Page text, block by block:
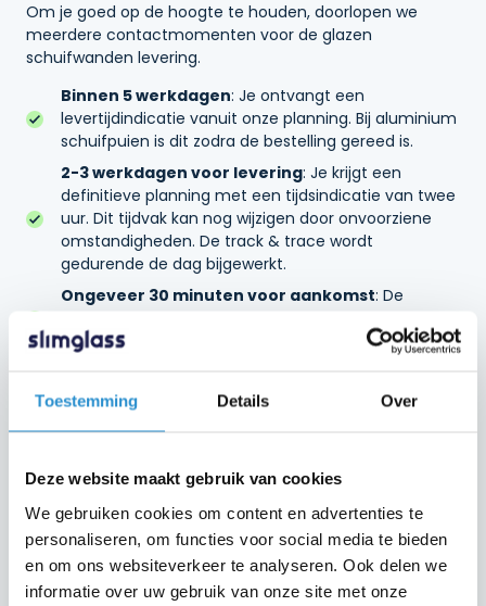
Toestemming Details Over
Deze website maakt gebruik van cookies
We gebruiken cookies om content en advertenties te
personaliseren, om functies voor social media te bieden
en om ons websiteverkeer te analyseren. Ook delen we
informatie over uw gebruik van onze site met onze
Om je goed op de hoogte te houden, doorlopen we
meerdere contactmomenten voor de glazen
schuifwanden levering.
Binnen 5 werkdagen: Je ontvangt een
levertijdindicatie vanuit onze planning. Bij aluminium
schuifpuien is dit zodra de bestelling gereed is.
2-3 werkdagen voor levering: Je krijgt een
definitieve planning met een tijdsindicatie van twee
uur. Dit tijdvak kan nog wijzigen door onvoorziene
omstandigheden. De track & trace wordt
gedurende de dag bijgewerkt.
Ongeveer 30 minuten voor aankomst: De
zijn.
chauffeur krijg je digitaal een bevestiging.
Belangrijk: Er moet altijd iemand aanwezig zijn om de
jijzelf zijn of een aangewezen persoon.
Voor verdere vragen, neem gerust contact op met onze
klantenservice!